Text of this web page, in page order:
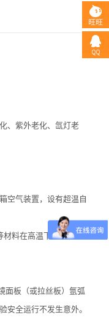
、紫外老化、氙灯老
空气装置，设有超温自
料在高温下的老化适
面板（或拉丝板）氩弧
全运行不发生意外。